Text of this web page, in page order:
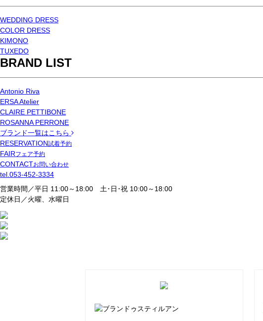
WEDDING DRESS
COLOR DRESS
KIMONO
TUXEDO
BRAND LIST
Antonio Riva
ERSA Atelier
CLAIRE PETTIBONE
ROSANNA PERRONE
ブランド一覧はこちら
RESERVATION試着予約
FAIRフェア予約
CONTACTお問い合わせ
tel. 053-452-3334
営業時間／平日 11:00～18:00 土･日･祝 10:00～18:00
定休日／火曜、水曜日